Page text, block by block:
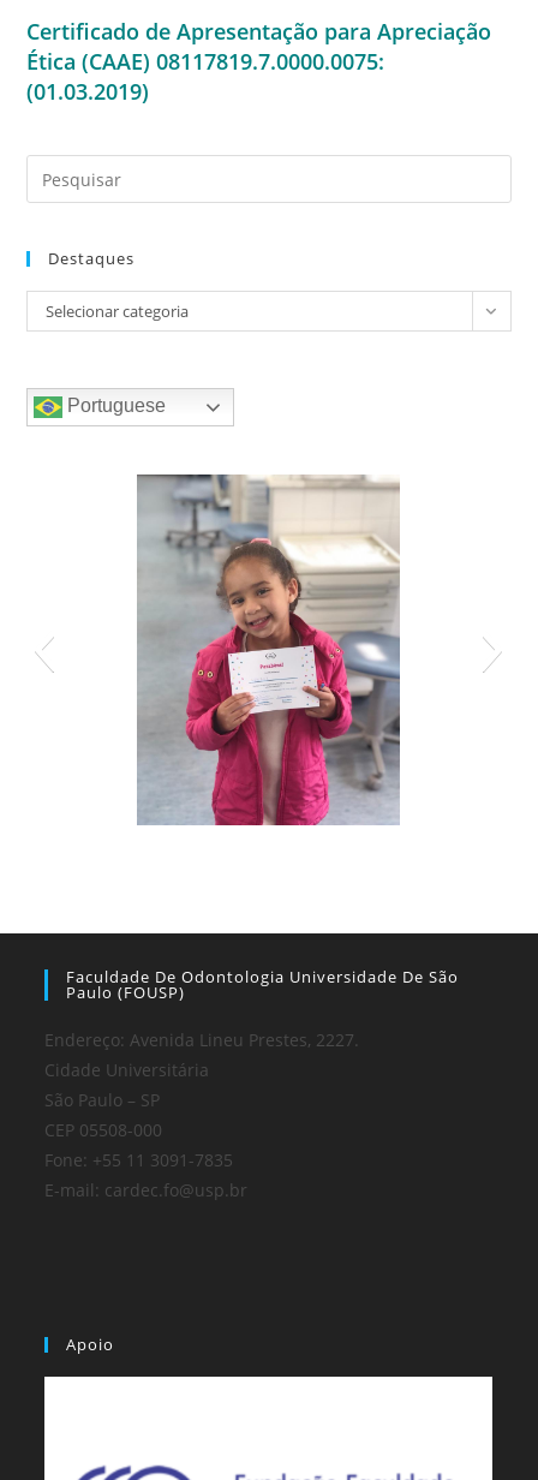
Certificado de Apresentação para Apreciação
Ética (CAAE) 08117819.7.0000.0075:
(01.03.2019)
Destaques
Destaques
Selecionar categoria
Portuguese
Faculdade De Odontologia Universidade De São
Paulo (FOUSP)
Endereço: Avenida Lineu Prestes, 2227.
Cidade Universitária
São Paulo – SP
CEP 05508-000
Fone: +55 11 3091-7835
E-mail: cardec.fo@usp.br
Apoio